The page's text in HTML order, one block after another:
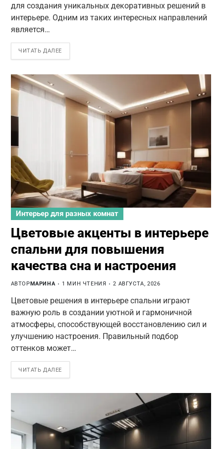
для создания уникальных декоративных решений в
интерьере. Одним из таких интересных направлений
является…
ЧИТАТЬ ДАЛЕЕ
Интерьер для разных комнат
Цветовые акценты в интерьере
спальни для повышения
качества сна и настроения
АВТОР МАРИНА 1 МИН ЧТЕНИЯ 2 АВГУСТА, 2026
Цветовые решения в интерьере спальни играют
важную роль в создании уютной и гармоничной
атмосферы, способствующей восстановлению сил и
улучшению настроения. Правильный подбор
оттенков может…
ЧИТАТЬ ДАЛЕЕ